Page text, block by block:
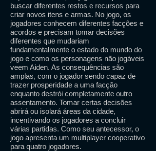
buscar diferentes restos e recursos para
criar novos itens e armas. No jogo, os
jogadores conhecem diferentes facções e
acordos e precisam tomar decisões
diferentes que mudariam
fundamentalmente o estado do mundo do
jogo e como os personagens não jogáveis
​​veem Aiden. As consequências são
amplas, com o jogador sendo capaz de
trazer prosperidade a uma facção
enquanto destrói completamente outro
assentamento. Tomar certas decisões
abrirá ou isolará áreas da cidade,
incentivando os jogadores a concluir
várias partidas. Como seu antecessor, o
jogo apresenta um multiplayer cooperativo
para quatro jogadores.